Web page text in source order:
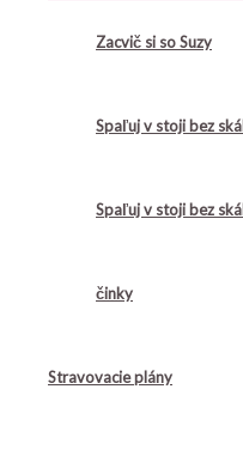
Zacvič si so Suzy
Spaľuj v stoji bez
Spaľuj v stoji bez
činky
Stravovacie plány